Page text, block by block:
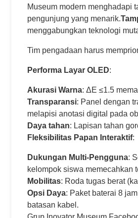
Museum modern menghadapi
pengunjung yang menarik.
menggabungkan teknologi
Tim pengadaan harus
Performa Layar OLED:
Akurasi Warna: ΔE ≤1.5
Transparansi: Panel dengan
melapisi anotasi digital pada
Daya tahan: Lapisan tahan
Fleksibilitas Papan Interaktif:
Dukungan Multi-Pengguna:
kelompok siswa memecahkan
Mobilitas: Roda tugas berat
Opsi Daya: Paket baterai 8
batasan kabel.